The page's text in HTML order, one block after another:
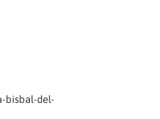
bisbal-del-